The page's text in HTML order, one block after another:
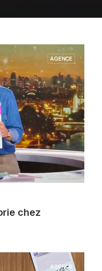
AGENCE
chez
AGENCE